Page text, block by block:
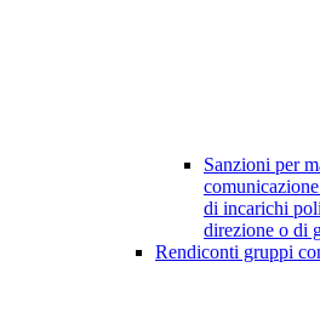
Sanzioni per
di incarichi
direzione o di
Rendiconti gruppi